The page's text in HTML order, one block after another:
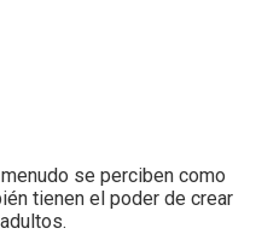
se perciben como
tienen el poder de crear